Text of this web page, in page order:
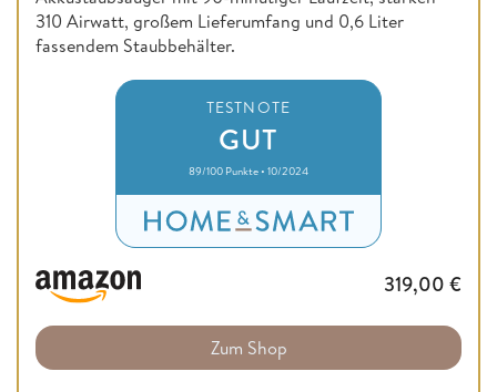
310 Airwatt, großem Lieferumfang und 0,6 Liter
fassendem Staubbehälter.
TESTNOTE
GUT
89/100 Punkte • 10/2024
319,00 €
Zum Shop